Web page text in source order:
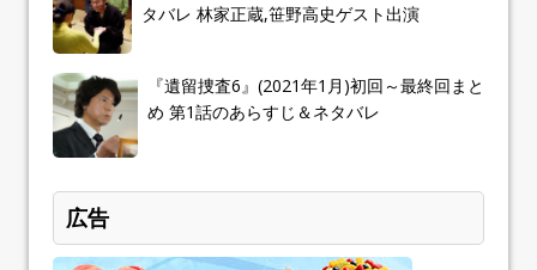
タバレ 林家正蔵,笹野高史ゲスト出演
『遺留捜査6』(2021年1月)初回～最終回まと
め 第1話のあらすじ＆ネタバレ
広告